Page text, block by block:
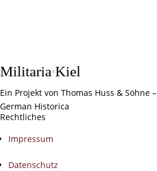
Militaria Kiel
Ein Projekt von Thomas Huss & Söhne –
German Historica
Rechtliches
Impressum
Datenschutz